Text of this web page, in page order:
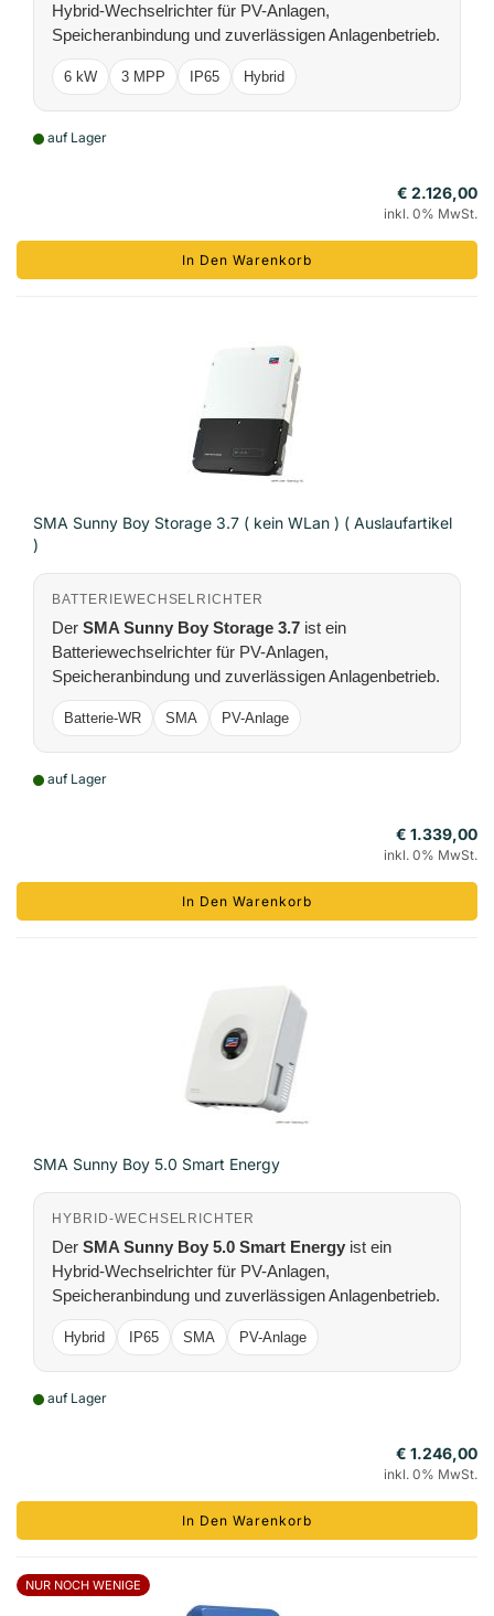
Hybrid-Wechselrichter für PV-Anlagen,
Speicheranbindung und zuverlässigen Anlagenbetrieb.
6 kW 3 MPP IP65 Hybrid
auf Lager
€ 2.126,00
inkl. 0% MwSt.
In Den Warenkorb
SMA Sunny Boy Storage 3.7 ( kein WLan ) ( Auslaufartikel
)
BATTERIEWECHSELRICHTER
Der SMA Sunny Boy Storage 3.7 ist ein
Batteriewechselrichter für PV-Anlagen,
Speicheranbindung und zuverlässigen Anlagenbetrieb.
Batterie-WR SMA PV-Anlage
auf Lager
€ 1.339,00
inkl. 0% MwSt.
In Den Warenkorb
SMA Sunny Boy 5.0 Smart Energy
HYBRID-WECHSELRICHTER
Der SMA Sunny Boy 5.0 Smart Energy ist ein
Hybrid-Wechselrichter für PV-Anlagen,
Speicheranbindung und zuverlässigen Anlagenbetrieb.
Hybrid IP65 SMA PV-Anlage
auf Lager
€ 1.246,00
inkl. 0% MwSt.
In Den Warenkorb
NUR NOCH WENIGE